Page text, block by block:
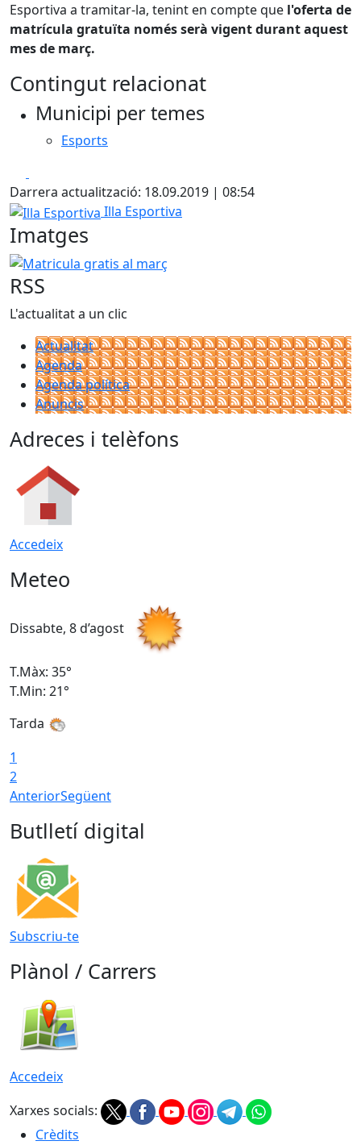
Esportiva a tramitar-la, tenint en compte que l'oferta de
matrícula gratuïta només serà vigent durant aquest
mes de març.
Contingut relacionat
Municipi per temes
Esports
Darrera actualització: 18.09.2019 | 08:54
Illa Esportiva
Illa Esportiva
Imatges
Matricula gratis al març
RSS
L'actualitat a un clic
Actualitat
Agenda
Agenda política
Anuncis
Adreces i telèfons
Accedeix
Meteo
Dissabte, 8 d’agost
T.Màx: 35°
T.Min: 21°
Tarda
1
2
AnteriorSegüent
Butlletí digital
Subscriu-te
Plànol / Carrers
Accedeix
Xarxes socials:
Crèdits